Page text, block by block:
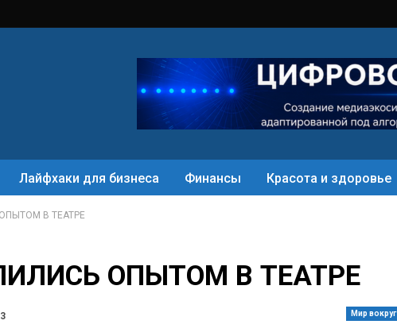
Лайфхаки для бизнеса Финансы Красота и здоровье
В ТЕАТРЕ
ОПЫТОМ В ТЕАТРЕ
Мир вокруг